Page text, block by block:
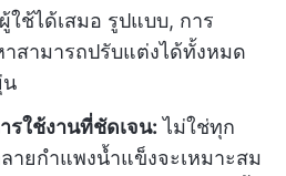
ใช้ได้เสมอ รูปแบบ, การ
สามารถปรับแต่งได้ทั้งหมด
น
ใช้งานที่ชัดเจน: ไม่ใช่ทุก
ายกำแพงน้ำแข็งจะเหมาะสม